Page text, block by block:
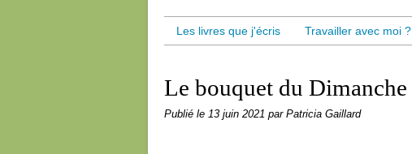
Les livres que j'écris Travailler avec moi ?
Le bouquet du Dimanche
Publié le 13 juin 2021 par Patricia Gaillard